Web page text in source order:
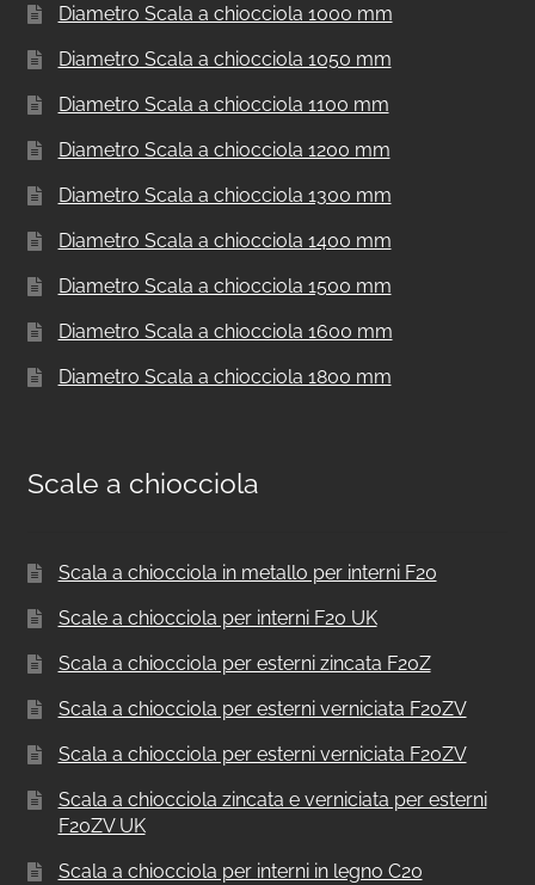
Diametro Scala a chiocciola 1000 mm
Diametro Scala a chiocciola 1050 mm
Diametro Scala a chiocciola 1100 mm
Diametro Scala a chiocciola 1200 mm
Diametro Scala a chiocciola 1300 mm
Diametro Scala a chiocciola 1400 mm
Diametro Scala a chiocciola 1500 mm
Diametro Scala a chiocciola 1600 mm
Diametro Scala a chiocciola 1800 mm
Scale a chiocciola
Scala a chiocciola in metallo per interni F20
Scale a chiocciola per interni F20 UK
Scala a chiocciola per esterni zincata F20Z
Scala a chiocciola per esterni verniciata F20ZV
Scala a chiocciola per esterni verniciata F20ZV
Scala a chiocciola zincata e verniciata per esterni
F20ZV UK
Scala a chiocciola per interni in legno C20